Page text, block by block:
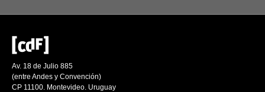
Av. 18 de Julio 885
(entre Andes y Convención)
CP 11100. Montevideo. Uruguay